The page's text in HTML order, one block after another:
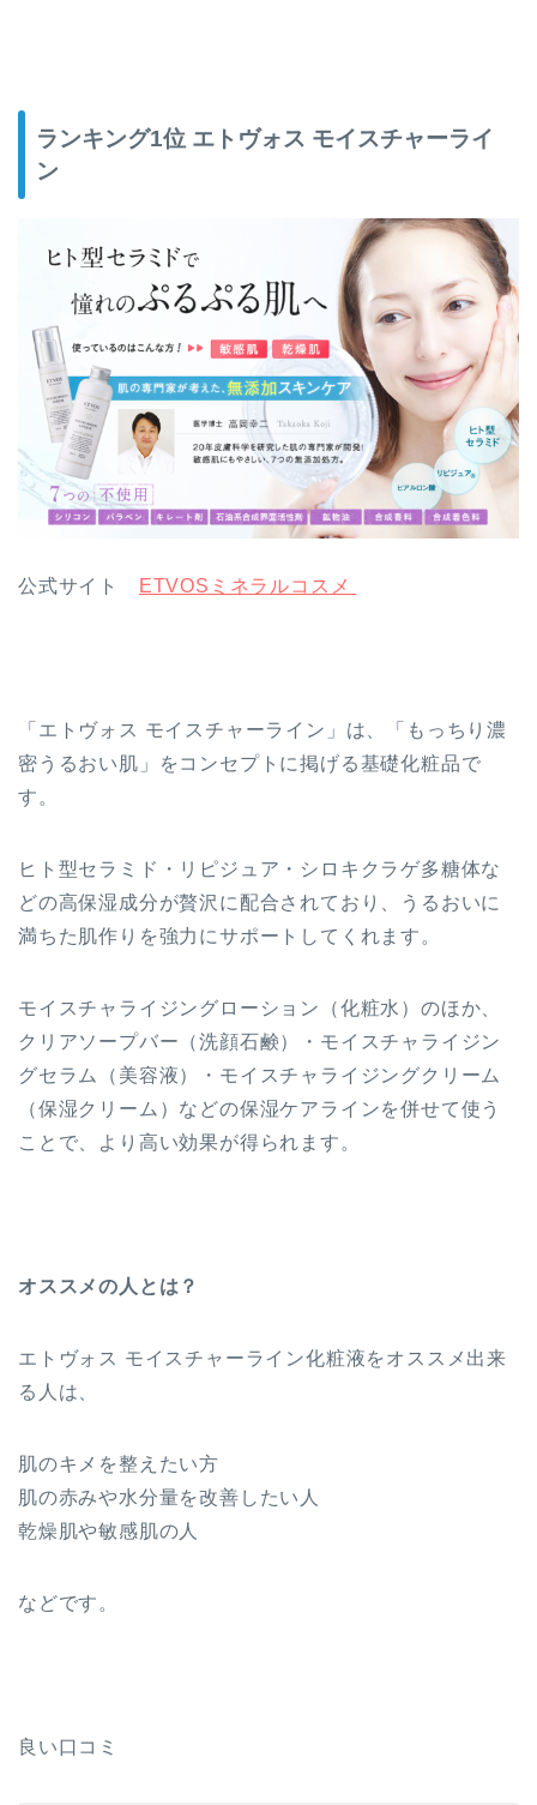
ランキング1位 エトヴォス モイスチャーライ
ン
公式サイト ETVOSミネラルコスメ
「エトヴォス モイスチャーライン」は、「もっちり濃
密うるおい肌」をコンセプトに掲げる基礎化粧品で
す。
ヒト型セラミド・リピジュア・シロキクラゲ多糖体な
どの高保湿成分が贅沢に配合されており、うるおいに
満ちた肌作りを強力にサポートしてくれます。
モイスチャライジングローション（化粧水）のほか、
クリアソープバー（洗顔石鹸）・モイスチャライジン
グセラム（美容液）・モイスチャライジングクリーム
（保湿クリーム）などの保湿ケアラインを併せて使う
ことで、より高い効果が得られます。
オススメの人とは？
エトヴォス モイスチャーライン化粧液をオススメ出来
る人は、
肌のキメを整えたい方
肌の赤みや水分量を改善したい人
乾燥肌や敏感肌の人
などです。
良い口コミ